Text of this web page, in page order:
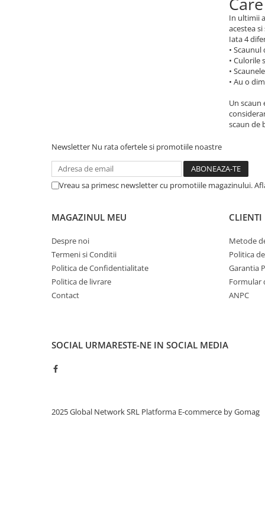
In ultimii
acestea
Iata 4
•
• Culorile
•
• Au o
Un
scaun de
Newsletter Nu rata ofertele si promotiile noastre
Vreau sa primesc newsletter cu promotiile magazinului.
MAGAZINUL MEU
Despre noi
Termeni si Conditii
Politica de Confidentialitate
Politica de livrare
Contact
CLIENTI
Metode
Politica
Garantia
Formular
ANPC
SOCIAL URMARESTE-NE IN SOCIAL MEDIA
2025 Global Network SRL Platforma E-commerce by Gomag